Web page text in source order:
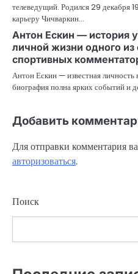
телеведущий. Родился 29 декабря
карьеру Чичваркин…
Антон Ескин — история
личной жизни одного
спортивных
Антон Ескин — известная личность
биография полна ярких событий и
Добавить
Для отправки комментария
авторизоваться.
Поиск